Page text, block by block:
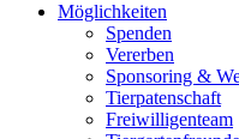
Möglichkeiten
Spenden
Vererben
Sponsoring &
Tierpatenschaft
Freiwilligenteam